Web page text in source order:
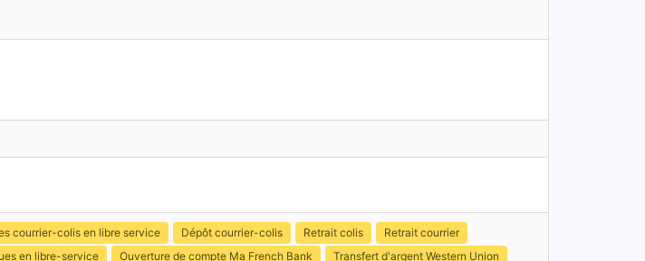
courrier-colis en libre service Dépôt courrier-colis Retrait colis
Retrait courrier
en libre-service Ouverture de compte Ma French Bank Transfert d'argent Western Union